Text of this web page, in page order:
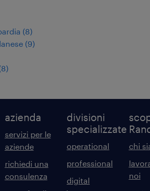
(8)
(9)
8)
azienda
servizi per le
aziende
richiedi una
consulenza
divisioni
specializzate
operational
professional
digital
chi
noi